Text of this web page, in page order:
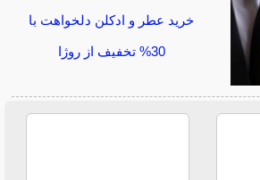
خرید عطر و ادکلن دلخواهت با
30% تخفیف از روژا